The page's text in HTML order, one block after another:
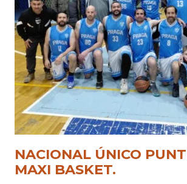
NACIONAL ÚNICO
MAXI BASKET.